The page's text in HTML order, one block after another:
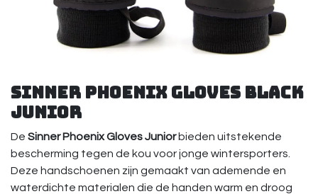
Sinner Phoenix Gloves Black
Junior
De Sinner Phoenix Gloves Juniorbieden uitstekende
bescherming tegen de kou voor jonge wintersporters.
Deze handschoenen zijn gemaakt van ademende en
waterdichte materialen die de handen warm en droog